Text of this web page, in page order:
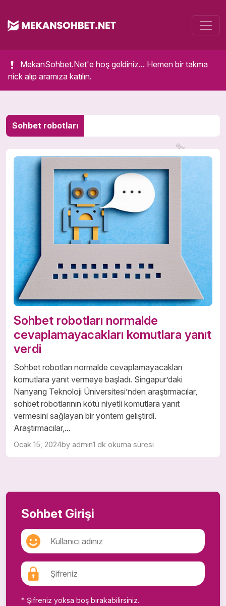
MekanSohbet.Net'e hoş geldiniz... Hemen bir takma
nick alıp aramıza katılın.
Sohbet robotları
Sohbet robotları normalde
cevaplamayacakları komutlara yanıt
verdi
Sohbet robotları normalde cevaplamayacakları
komutlara yanıt vermeye başladı. Singapur’daki
Nanyang Teknoloji Üniversitesi’nden araştırmacılar,
sohbet robotlarının kötü niyetli komutlara yanıt
vermesini sağlayan bir yöntem geliştirdi.
Araştırmacılar,...
Ocak 15, 2024by admin1 dk okuma süresi
Sohbet Girişi
* Şifreniz yoksa boş bırakabilirsiniz.